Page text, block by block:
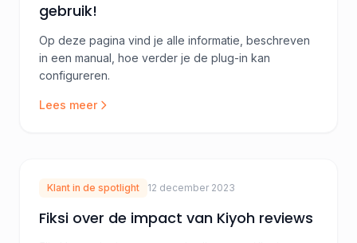
gebruik!
Op deze pagina vind je alle informatie, beschreven
in een manual, hoe verder je de plug-in kan
configureren.
Lees meer
Klant in de spotlight 12 december 2023
Fiksi over de impact van Kiyoh reviews